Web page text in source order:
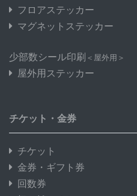
フロアステッカー
マグネットステッカー
少部数シール印刷 ＜屋外用＞
屋外用ステッカー
チケット・金券
チケット
金券・ギフト券
回数券